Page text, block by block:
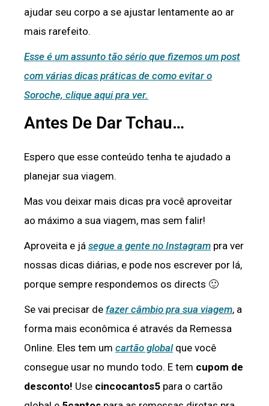
ajudar seu corpo a se ajustar lentamente ao ar
mais rarefeito.
Esse é um assunto tão sério que fizemos um post
com várias dicas práticas de como evitar o
Soroche, clique aqui pra ver.
Antes De Dar Tchau…
Espero que esse conteúdo tenha te ajudado a
planejar sua viagem.
Mas vou deixar mais dicas pra você aproveitar
ao máximo a sua viagem, mas sem falir!
Aproveita e já segue a gente no Instagram pra ver
nossas dicas diárias, e pode nos escrever por lá,
porque sempre respondemos os directs 🙂
Se vai precisar de fazer câmbio pra sua viagem, a
forma mais econômica é através da Remessa
Online. Eles tem um cartão globalque você
consegue usar no mundo todo. E tem cupom de
desconto! Use cincocantos5 para o cartão